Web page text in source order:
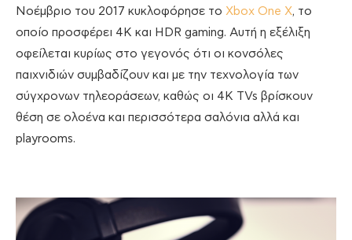
Νοέμβριο του 2017 κυκλοφόρησε το Xbox One X, το
οποίο προσφέρει 4Κ και HDR gaming. Αυτή η εξέλιξη
οφείλεται κυρίως στο γεγονός ότι οι κονσόλες
παιχνιδιών συμβαδίζουν και με την τεχνολογία των
σύγχρονων τηλεοράσεων, καθώς οι 4Κ TVs βρίσκουν
θέση σε ολοένα και περισσότερα σαλόνια αλλά και
playrooms.